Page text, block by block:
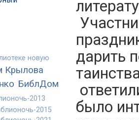
новую
Крылова
БиблДом
2013
2015
дарить
было